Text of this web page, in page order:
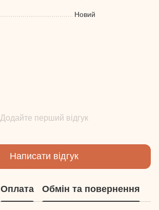
Новий
Додайте перший відгук
Написати відгук
Оплата Обмін та повернення